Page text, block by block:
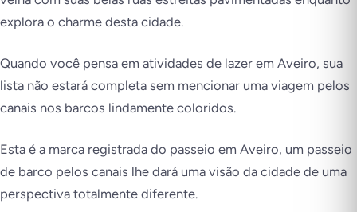
explora o charme desta cidade.
Quando você pensa em atividades de lazer em Aveiro, sua
lista não estará completa sem mencionar uma viagem pelos
canais nos barcos lindamente coloridos.
Esta é a marca registrada do passeio em Aveiro, um passeio
de barco pelos canais lhe dará uma visão da cidade de uma
perspectiva totalmente diferente.